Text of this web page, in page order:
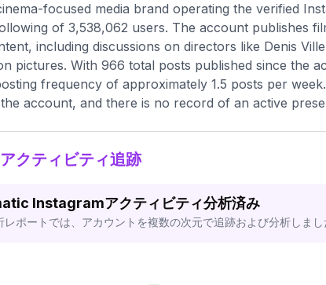
focused media brand operating the verified
of 3,538,062 users. The account publishes
including discussions on directors like Denis
pictures. With 966 total posts published since the
frequency of approximately 1.5 posts per
account, and there is no record of an active
クティビティ追跡
Instagramアクティビティ分析済み
レポートでは、アカウントを複数の次元で追跡および分析しまし